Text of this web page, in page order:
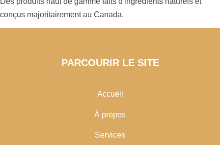
conçus majoritairement au Canada.
PARCOURIR LE SITE
Accueil
À propos
Services